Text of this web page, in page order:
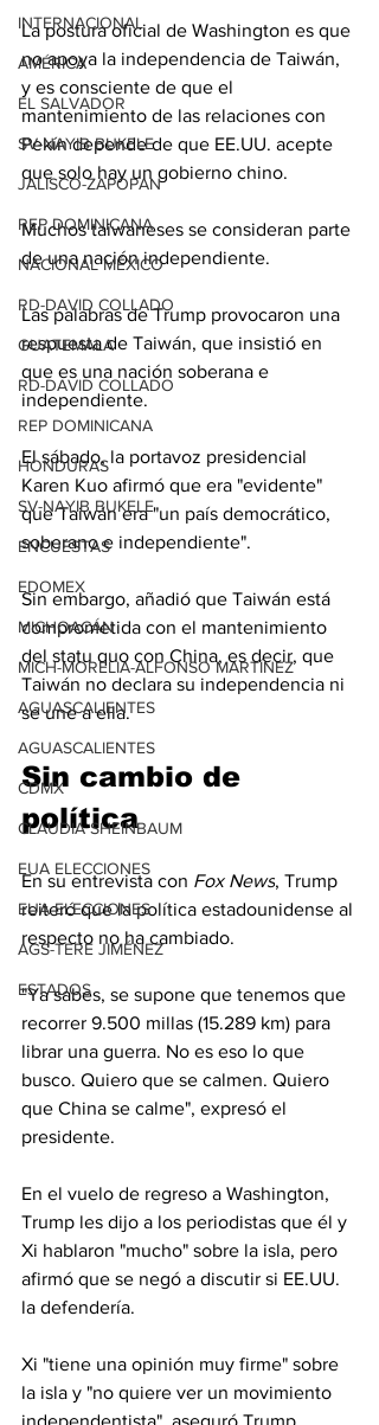
INTERNACIONAL
AMÉRICA
EL SALVADOR
SV-NAYIB BUKELE
JALISCO-ZAPOPAN
REP DOMINICANA
NACIONAL MÉXICO
RD-DAVID COLLADO
GUATEMALA
RD-DAVID COLLADO
REP DOMINICANA
HONDURAS
SV-NAYIB BUKELE
ENCUESTAS
EDOMEX
MICHOACÁN
MICH-MORELIA-ALFONSO MARTÍNEZ
AGUASCALIENTES
AGUASCALIENTES
CDMX
CLAUDIA SHEINBAUM
EUA ELECCIONES
EUA ELECCIONES
AGS-TERE JIMÉNEZ
ESTADOS
La postura oficial de Washington es que
no apoya la independencia de Taiwán,
y es consciente de que el
mantenimiento de las relaciones con
Pekín depende de que EE.UU. acepte
que solo hay un gobierno chino.
Muchos taiwaneses se consideran parte
de una nación independiente.
Las palabras de Trump provocaron una
respuesta de Taiwán, que insistió en
que es una nación soberana e
independiente.
El sábado, la portavoz presidencial
Karen Kuo afirmó que era "evidente"
que Taiwán era "un país democrático,
soberano e independiente".
Sin embargo, añadió que Taiwán está
comprometida con el mantenimiento
del statu quo con China, es decir, que
Taiwán no declara su independencia ni
se une a ella.
Sin cambio de
política
En su entrevista con Fox News, Trump
reiteró que la política estadounidense al
respecto no ha cambiado.
"Ya sabes, se supone que tenemos que
recorrer 9.500 millas (15.289 km) para
librar una guerra. No es eso lo que
busco. Quiero que se calmen. Quiero
que China se calme", expresó el
presidente.
En el vuelo de regreso a Washington,
Trump les dijo a los periodistas que él y
Xi hablaron "mucho" sobre la isla, pero
afirmó que se negó a discutir si EE.UU.
la defendería.
Xi "tiene una opinión muy firme" sobre
la isla y "no quiere ver un movimiento
independentista", aseguró Trump.